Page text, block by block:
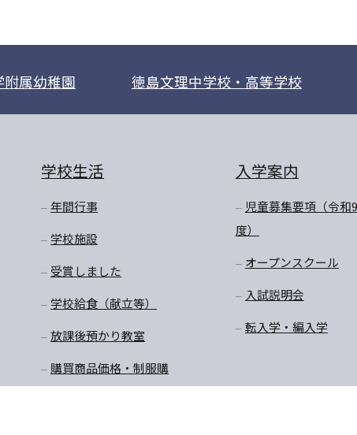
属幼稚園 徳島文理中学校・高等学校
学校生活
年間行事
学校施設
受賞しました
学校給食（献立等）
放課後預かり教室
購買商品価格・制服購
入
入学案内
児童募集要項（令和
度）
オープンスクール
入試説明会
転入学・編入学